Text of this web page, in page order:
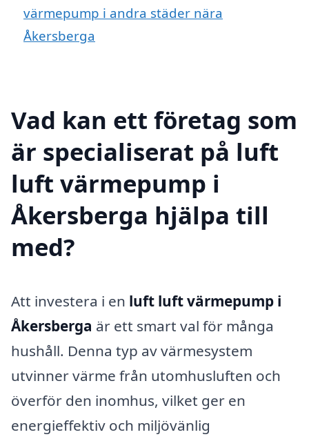
värmepump i andra städer nära
Åkersberga
Vad kan ett företag som
är specialiserat på luft
luft värmepump i
Åkersberga hjälpa till
med?
Att investera i en luft luft värmepump i
Åkersberga är ett smart val för många
hushåll. Denna typ av värmesystem
utvinner värme från utomhusluften och
överför den inomhus, vilket ger en
energieffektiv och miljövänlig